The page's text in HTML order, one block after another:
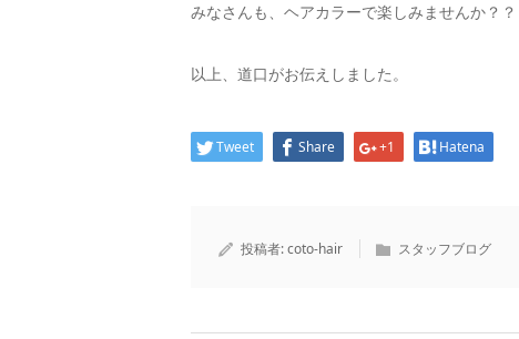
みなさんも、ヘアカラーで楽しみませんか？？
以上、道口がお伝えしました。
Tweet Share +1 Hatena
投稿者:coto-hair スタッフブログ